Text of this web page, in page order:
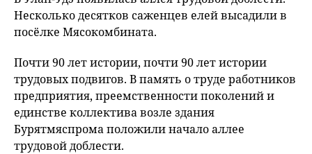
Несколько десятков саженцев елей высадили в
посёлке Мясокомбината.
Почти 90 лет истории, почти 90 лет истории
трудовых подвигов. В память о труде работников
предприятия, преемственности поколений и
единстве коллектива возле здания
Бурятмяспрома положили начало аллее
трудовой доблести.